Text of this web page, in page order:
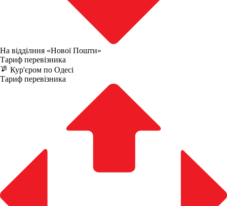
На відділння «Нової Пошти»
Тариф перевізника
Кур'єром по Одесі
Тариф перевізника